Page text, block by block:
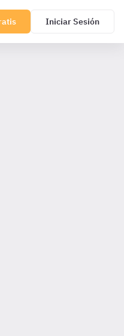
Iniciar Sesión
de la Administración de